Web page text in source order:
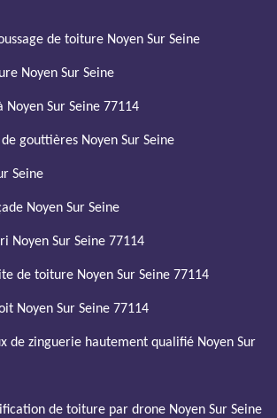
de toiture Noyen Sur Seine
Noyen Sur Seine
Sur Seine 77114
gouttières Noyen Sur Seine
Seine
Noyen Sur Seine
Noyen Sur Seine 77114
de toiture Noyen Sur Seine 77114
Noyen Sur Seine 77114
de zinguerie hautement qualifié Noyen Sur
de toiture par drone Noyen Sur Seine